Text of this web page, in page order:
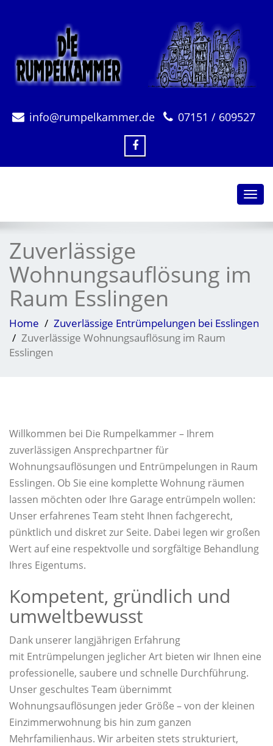
info@rumpelkammer.de 07151 / 609527
Zuverlässige
Wohnungsauflösung im
Raum Esslingen
Home
Zuverlässige Entrümpelungen bei Esslingen
Zuverlässige Wohnungsauflösung im Raum
Esslingen
Willkommen bei Die Rumpelkammer – Ihrem
zuverlässigen Ansprechpartner für
Wohnungsauflösungen und Entrümpelungen in Raum
Esslingen. Ob Sie eine komplette Wohnung räumen
lassen möchten oder Ihre Garage entrümpeln wollen:
Unser erfahrenes Team steht Ihnen fachgerecht,
pünktlich und diskret zur Seite. Dabei legen wir großen
Wert auf eine respektvolle und sorgfältige Behandlung
Ihres Eigentums.
Kompetent, gründlich und
umweltbewusst
Dank unserer langjährigen Erfahrung
mit Entrümpelungen jeglicher Art bieten wir Ihnen eine
professionelle, saubere und schnelle Durchführung.
Unser geschultes Team übernimmt
Wohnungsauflösungen jeder Größe – von der kleinen
Einzimmerwohnung bis hin zum ganzen
Mehrfamilienhaus. Wir arbeiten stets strukturiert,